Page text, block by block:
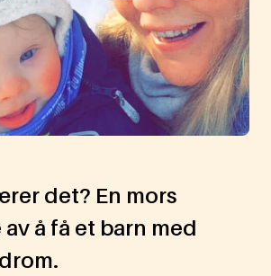
det? En mors
å få et barn med